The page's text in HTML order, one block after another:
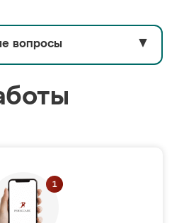
вопросы ▼